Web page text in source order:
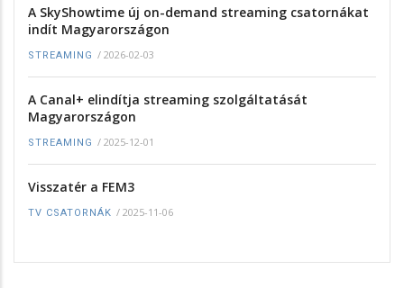
A SkyShowtime új on-demand streaming csatornákat
indít Magyarországon
STREAMING / 2026-02-03
A Canal+ elindítja streaming szolgáltatását
Magyarországon
STREAMING / 2025-12-01
Visszatér a FEM3
TV CSATORNÁK / 2025-11-06